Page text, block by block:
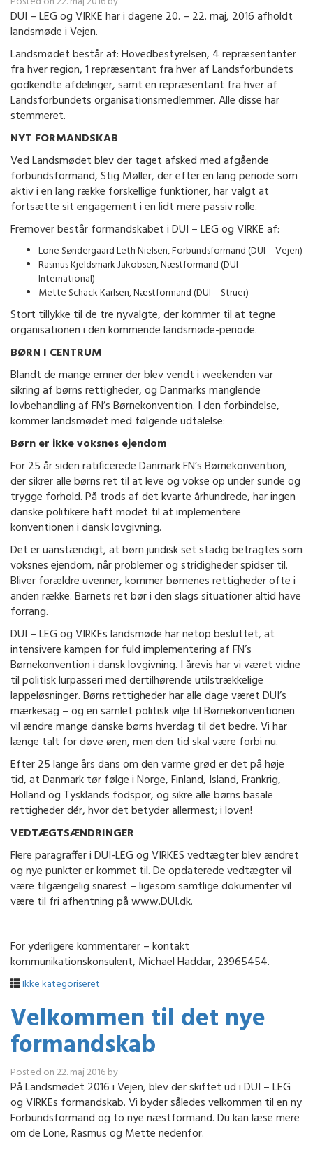
DUI – LEG og VIRKE har i dagene 20. – 22. maj, 2016 afholdt
landsmøde i Vejen.
Landsmødet består af: Hovedbestyrelsen, 4 repræsentanter
fra hver region, 1 repræsentant fra hver af Landsforbundets
godkendte afdelinger, samt en repræsentant fra hver af
Landsforbundets organisationsmedlemmer. Alle disse har
stemmeret.
NYT FORMANDSKAB
Ved Landsmødet blev der taget afsked med afgående
forbundsformand, Stig Møller, der efter en lang periode som
aktiv i en lang række forskellige funktioner, har valgt at
fortsætte sit engagement i en lidt mere passiv rolle.
Fremover består formandskabet i DUI – LEG og VIRKE af:
Lone Søndergaard Leth Nielsen, Forbundsformand (DUI – Vejen)
Rasmus Kjeldsmark Jakobsen, Næstformand (DUI –
International)
Mette Schack Karlsen, Næstformand (DUI – Struer)
Stort tillykke til de tre nyvalgte, der kommer til at tegne
organisationen i den kommende landsmøde-periode.
BØRN I CENTRUM
Blandt de mange emner der blev vendt i weekenden var
sikring af børns rettigheder, og Danmarks manglende
lovbehandling af FN’s Børnekonvention. I den forbindelse,
kommer landsmødet med følgende udtalelse:
Børn er ikke voksnes ejendom
For 25 år siden ratificerede Danmark FN’s Børnekonvention,
der sikrer alle børns ret til at leve og vokse op under sunde og
trygge forhold. På trods af det kvarte århundrede, har ingen
danske politikere haft modet til at implementere
konventionen i dansk lovgivning.
Det er uanstændigt, at børn juridisk set stadig betragtes som
voksnes ejendom, når problemer og stridigheder spidser til.
Bliver forældre uvenner, kommer børnenes rettigheder ofte i
anden række. Barnets ret bør i den slags situationer altid have
forrang.
DUI – LEG og VIRKEs landsmøde har netop besluttet, at
intensivere kampen for fuld implementering af FN’s
Børnekonvention i dansk lovgivning. I årevis har vi været vidne
til politisk lurpasseri med dertilhørende utilstrækkelige
lappeløsninger. Børns rettigheder har alle dage været DUI’s
mærkesag – og en samlet politisk vilje til Børnekonventionen
vil ændre mange danske børns hverdag til det bedre. Vi har
længe talt for døve øren, men den tid skal være forbi nu.
Efter 25 lange års dans om den varme grød er det på høje
tid, at Danmark tør følge i Norge, Finland, Island, Frankrig,
Holland og Tysklands fodspor, og sikre alle børns basale
rettigheder dér, hvor det betyder allermest; i loven!
VEDTÆGTSÆNDRINGER
Flere paragraffer i DUI-LEG og VIRKES vedtægter blev ændret
og nye punkter er kommet til. De opdaterede vedtægter vil
være tilgængelig snarest – ligesom samtlige dokumenter vil
være til fri afhentning påwww.DUI.dk.
For yderligere kommentarer – kontakt
kommunikationskonsulent, Michael Haddar, 23965454.
Ikke kategoriseret
Velkommen til det nye
formandskab
Posted on22. maj 2016by
På Landsmødet 2016 i Vejen, blev der skiftet ud i DUI – LEG
og VIRKEs formandskab. Vi byder således velkommen til en ny
Forbundsformand og to nye næstformand. Du kan læse mere
om de Lone, Rasmus og Mette nedenfor.